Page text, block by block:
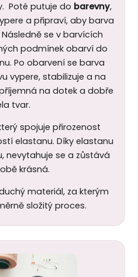
Poté putuje do barevny,
a připraví, aby barva
se v barvících
podmínek obarví do
Po obarvení se barva
vypere, stabilizuje a na
na dotek a dobře
tvar.
spojuje přirozenost
elastanu. Díky elastanu
nevytahuje se a zůstává
krásná.
materiál, za kterým
složitý proces.